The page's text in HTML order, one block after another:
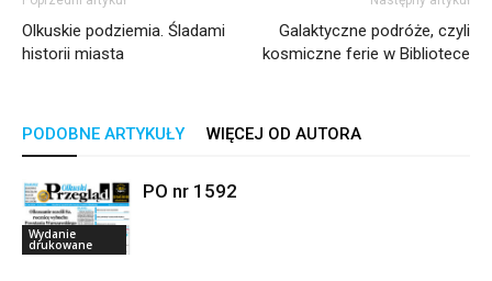
Olkuskie podziemia. Śladami
historii miasta
Galaktyczne podróże, czyli
kosmiczne ferie w Bibliotece
PODOBNE ARTYKUŁY WIĘCEJ OD AUTORA
Wydanie
drukowane
PO nr 1592